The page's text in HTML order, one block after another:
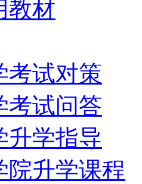
教材
考试对策
考试问答
升学指导
院升学课程